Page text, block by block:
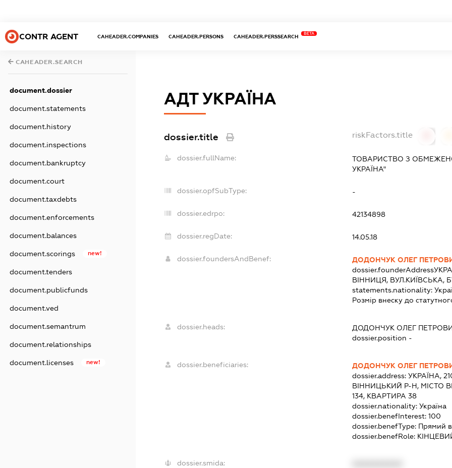
CONTR AGENT CAHEADER.COMPANIES CAHEADER.PERSONS CAHEADER.PERSSEARCH
BETA
CAHEADER.SEARCH
document.dossier
document.statements
document.history
document.inspections
document.bankruptcy
document.court
document.taxdebts
document.enforcements
document.balances
document.scorings new!
document.tenders
document.publicfunds
document.ved
document.semantrum
document.relationships
document.licenses new!
АДТ УКРАЇНА
dossier.title riskFactors.title
dossier.fullName:
ТОВАРИСТВО З
УКРАЇНА"
dossier.opfSubType: -
dossier.edrpo: 42134898
dossier.regDate: 14.05.18
dossier.foundersAndBenef:
ДОДОНЧУК ОЛЕГ
dossier.founderAddress
ВІННИЦЯ, ВУЛ.КИЇВСЬКА,
statements.nationality:
Розмір внеску до
dossier.heads: ДОДОНЧУК ОЛЕГ
dossier.position -
dossier.beneficiaries:
ДОДОНЧУК ОЛЕГ
dossier.address: УКРАЇНА,
ВІННИЦЬКИЙ Р-Н, МІСТО
134, КВАРТИРА 38
dossier.nationality: Україна
dossier.benefInterest: 100
dossier.benefType: Прямий
dossier.benefRole:
dossier.smida: